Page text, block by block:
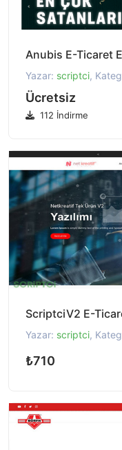
Anubis E-Ticaret
Yazar: scriptci,
Ücretsiz
112 İndirme
ScriptciV2 E-
Yazar: scriptci,
₺710